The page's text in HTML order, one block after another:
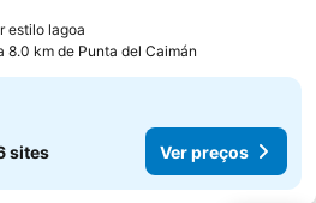
estilo lagoa
8.0 km de Punta del Caimán
sites Ver preços